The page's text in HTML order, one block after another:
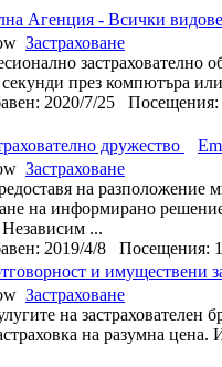
Агенция - Всички
Застраховане
застрахователно
секунди през компютъра
2020/7/25
дружество
Застраховане
на разположение
на информирано
Независим ...
2019/4/8 Посещения:
и имуществени
Застраховане
на застрахователен
на разумна